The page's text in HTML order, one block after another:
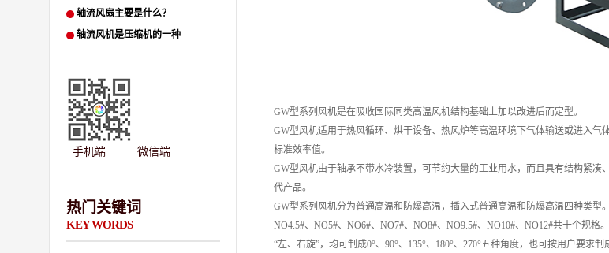
轴流风扇主要是什么？
​轴流风机是压缩机的一种
手机端 微信端
热门关键词
KEY WORDS
GW型系列风机是在吸收国际同类高温风机结构基础上加以改进后而定型。
GW型风机适用于热风循环、烘干设备、热风炉等高温环境下气体输送或进入
标准效率值。
GW型风机由于轴承不带水冷装置，可节约大量的工业用水，而且具有结构紧
代产品。
GW型系列风机分为普通高温和防爆高温，插入式普通高温和防爆高温四种类型
NO4.5#、NO5#、NO6#、NO7#、NO8#、NO9.5#、NO10#、NO12#共十个规
“左、右旋”，均可制成0°、90°、135°、180°、270°五种角度，也可按用户要求